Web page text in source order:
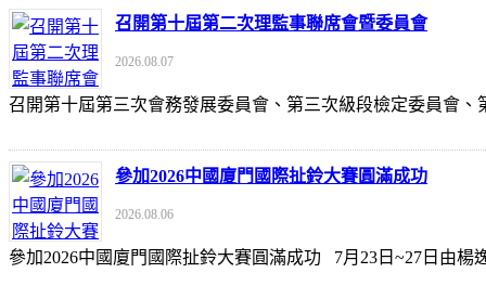
召開第十屆第二次理監事聯席會暨委員會
2026.08.07
召開第十屆第三次會務發展委員會、第三次級段檢定委員
參加2026中國廈門國際扯鈴大賽圓滿成功
2026.08.06
參加2026中國廈門國際扯鈴大賽圓滿成功 7月23日~27日由